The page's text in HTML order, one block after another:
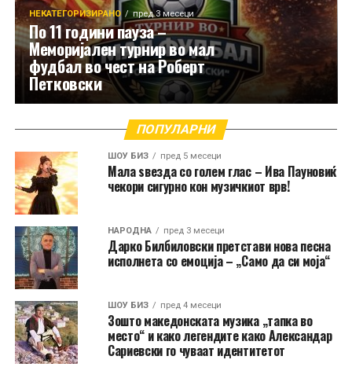
НЕКАТЕГОРИЗИРАНО пред 3 месеци
По 11 години пауза –
Меморијален турнир во мал
фудбал во чест на Роберт
Петковски
ПОПУЛАРНИ
ШОУ БИЗ пред 5 месеци
Мала ѕвезда со голем глас – Ива Пауновиќ
чекори сигурно кон музичкиот врв!
НАРОДНА пред 3 месеци
Дарко Билбиловски претстави нова песна
исполнета со емоција – „Само да си моја“
ШОУ БИЗ пред 4 месеци
Зошто македонската музика „тапка во
место“ и како легендите како Александар
Сариевски го чуваат идентитетот